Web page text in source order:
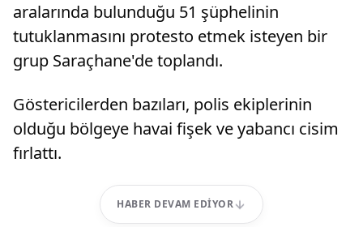
aralarında bulunduğu 51 şüphelinin
tutuklanmasını protesto etmek isteyen bir
grup Saraçhane'de toplandı.
Göstericilerden bazıları, polis ekiplerinin
olduğu bölgeye havai fişek ve yabancı cisim
fırlattı.
HABER DEVAM EDIYOR